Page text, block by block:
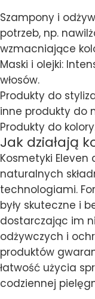
Szampony i
potrzeb, np.
wzmacniające
Maski i olejki:
włosów.
Produkty do
inne produkty do
Produkty do
Jak działają
Kosmetyki Eleven
naturalnych
technologiami.
były skuteczne i
dostarczając im
odżywczych i
produktów
łatwość użycia
codziennej